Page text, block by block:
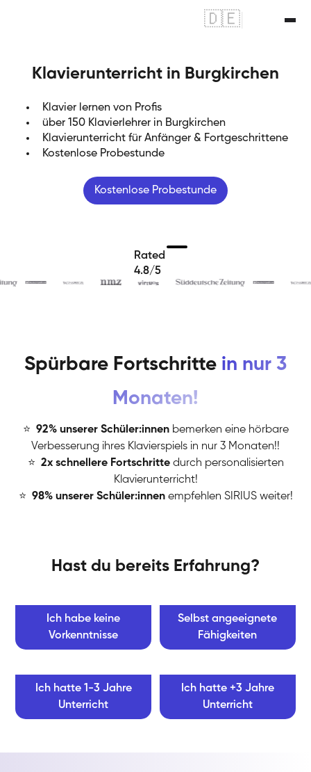
🇩🇪
Klavierunterricht in Burgkirchen
Klavier lernen von Profis
über 150 Klavierlehrer in Burgkirchen
Klavierunterricht für Anfänger & Fortgeschrittene
Kostenlose Probestunde
Kostenlose Probestunde
Rated
4.8/5
Spürbare Fortschritte in nur 3
Monaten!
⭐ 92% unserer Schüler:innen bemerken eine hörbare
Verbesserung ihres Klavierspiels in nur 3 Monaten!!
⭐ 2x schnellere Fortschritte durch personalisierten
Klavierunterricht!
⭐ 98% unserer Schüler:innen empfehlen SIRIUS weiter!
Hast du bereits Erfahrung?
Ich habe keine
Vorkenntnisse
Selbst angeeignete
Fähigkeiten
Ich hatte 1-3 Jahre
Unterricht
Ich hatte +3 Jahre
Unterricht